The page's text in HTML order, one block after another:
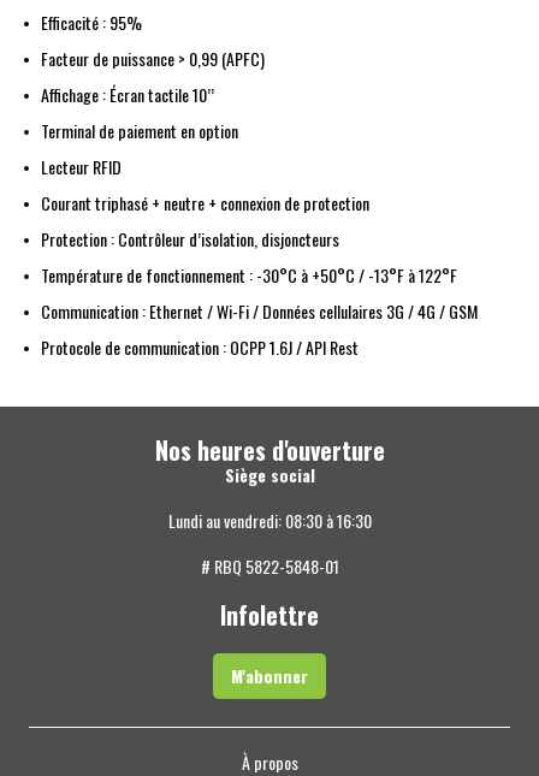
Efficacité : 95%
Facteur de puissance > 0,99 (APFC)
Affichage : Écran tactile 10’’
Terminal de paiement en option
Lecteur RFID
Courant triphasé + neutre + connexion de protection
Protection : Contrôleur d’isolation, disjoncteurs
Température de fonctionnement : -30°C à +50°C / -13°F à 122°F
Communication : Ethernet / Wi-Fi / Données cellulaires 3G / 4G / GSM
Protocole de communication : OCPP 1.6J / API Rest
Nos heures d'ouverture
Siège social
Lundi au vendredi: 08:30 à 16:30
# RBQ 5822-5848-01
Infolettre
M'abonner
À propos